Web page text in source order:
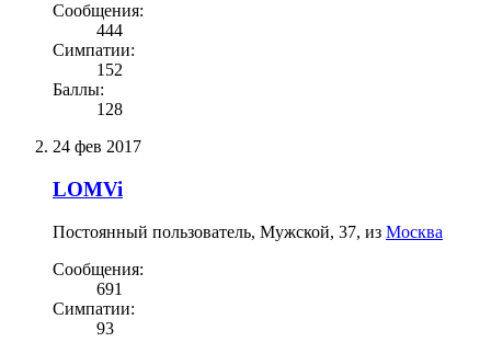
Сообщения:
444
Симпатии:
152
Баллы:
128
24 фев 2017
LOMVi
Постоянный пользователь, Мужской, 37, из Москва
Сообщения:
691
Симпатии:
93